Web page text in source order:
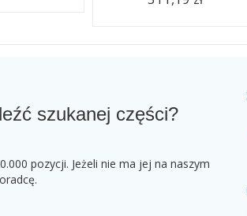
szukanej części?
pozycji. Jeżeli nie ma jej na naszym